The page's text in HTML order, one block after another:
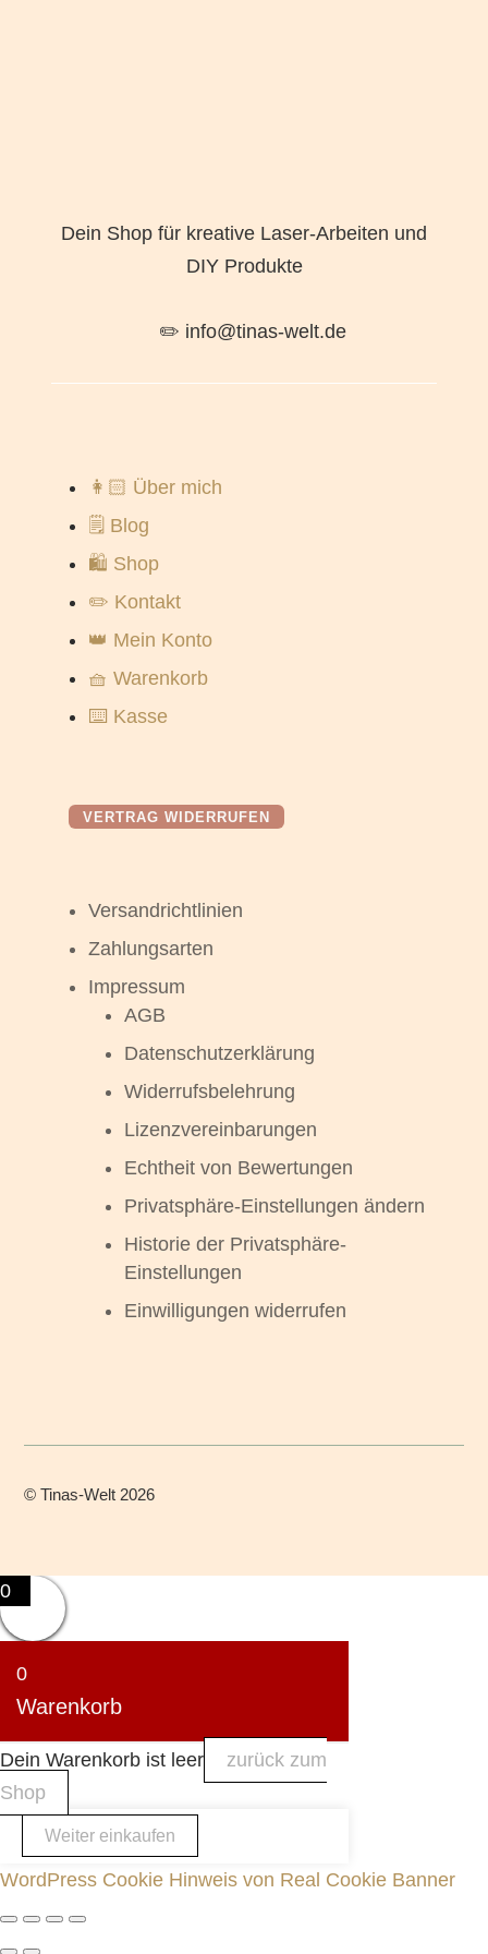
Dein Shop für kreative Laser-Arbeiten und
DIY Produkte
✏️ info@tinas-welt.de
👩🏻 Über mich
🗒️ Blog
🛍️ Shop
✏️ Kontakt
👑 Mein Konto
🧺 Warenkorb
⌨️ Kasse
VERTRAG WIDERRUFEN
Versandrichtlinien
Zahlungsarten
Impressum
AGB
Datenschutzerklärung
Widerrufsbelehrung
Lizenzvereinbarungen
Echtheit von Bewertungen
Privatsphäre-Einstellungen ändern
Historie der Privatsphäre-
Einstellungen
Einwilligungen widerrufen
©Tinas-Welt 2026
0
0
Warenkorb
Dein Warenkorb ist leer
zurück zum
Shop
Weiter einkaufen
WordPress Cookie Hinweis von Real Cookie Banner